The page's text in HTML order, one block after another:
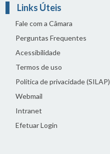
Links Úteis
Fale com a Câmara
Perguntas Frequentes
Acessibilidade
Termos de uso
Política de privacidade (SILAP)
Webmail
Intranet
Efetuar Login